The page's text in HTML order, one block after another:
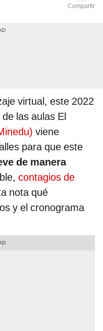
Compartir
virtual, este 2022
las aulas El
viene
para que este
de manera
contagios de
nota qué
y el cronograma